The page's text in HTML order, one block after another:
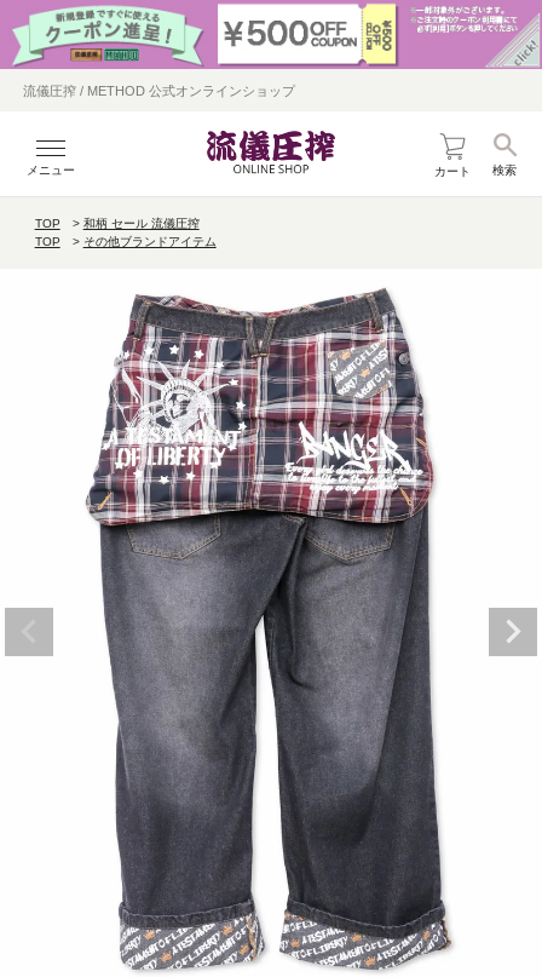
流儀圧搾 / METHOD 公式オンラインショップ
メニュー カート 検索
TOP
和柄 セール 流儀圧搾
TOP
その他ブランドアイテム